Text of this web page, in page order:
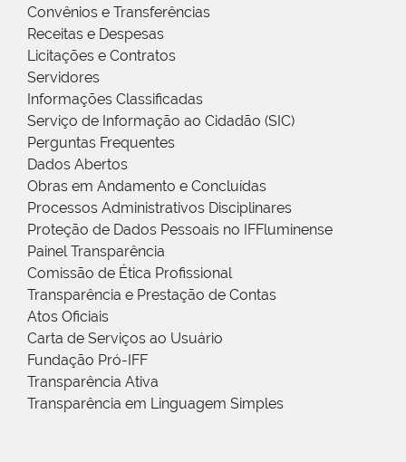
Convênios e Transferências
Receitas e Despesas
Licitações e Contratos
Servidores
Informações Classificadas
Serviço de Informação ao Cidadão (SIC)
Perguntas Frequentes
Dados Abertos
Obras em Andamento e Concluídas
Processos Administrativos Disciplinares
Proteção de Dados Pessoais no IFFluminense
Painel Transparência
Comissão de Ética Profissional
Transparência e Prestação de Contas
Atos Oficiais
Carta de Serviços ao Usuário
Fundação Pró-IFF
Transparência Ativa
Transparência em Linguagem Simples